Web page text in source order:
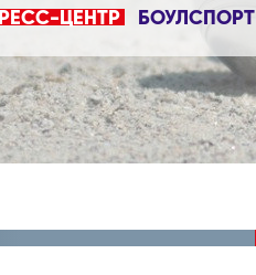
ЦЕНТР БОУЛСПОРТ